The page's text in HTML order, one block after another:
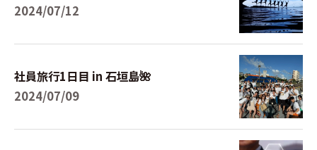
2024/07/12
社員旅行1日目 in 石垣島🌺
2024/07/09